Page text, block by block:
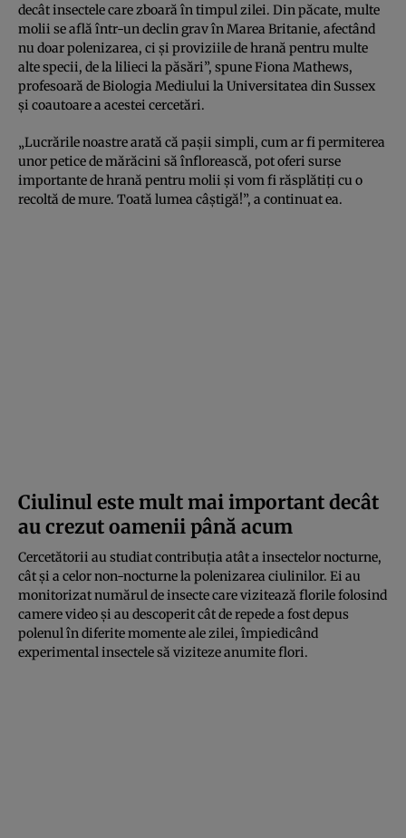
decât insectele care zboară în timpul zilei. Din păcate, multe
molii se află într-un declin grav în Marea Britanie, afectând
nu doar polenizarea, ci și proviziile de hrană pentru multe
alte specii, de la lilieci la păsări”, spune Fiona Mathews,
profesoară de Biologia Mediului la Universitatea din Sussex
și coautoare a acestei cercetări.
„Lucrările noastre arată că pașii simpli, cum ar fi permiterea
unor petice de mărăcini să înflorească, pot oferi surse
importante de hrană pentru molii și vom fi răsplătiți cu o
recoltă de mure. Toată lumea câștigă!”, a continuat ea.
Ciulinul este mult mai important decât
au crezut oamenii până acum
Cercetătorii au studiat contribuția atât a insectelor nocturne,
cât și a celor non-nocturne la polenizarea ciulinilor. Ei au
monitorizat numărul de insecte care vizitează florile folosind
camere video și au descoperit cât de repede a fost depus
polenul în diferite momente ale zilei, împiedicând
experimental insectele să viziteze anumite flori.